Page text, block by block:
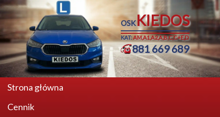
OSKKIEDOS
KAT:AM,A1,A2,A,B,C,C+E,D
881 669 689
Strona główna
Cennik